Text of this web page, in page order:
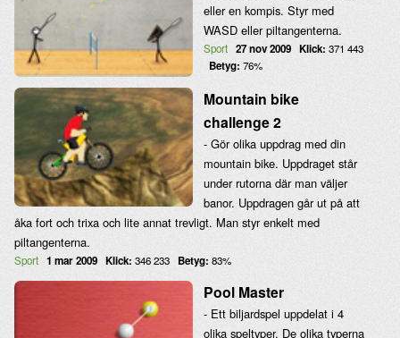
eller en kompis. Styr med
WASD eller piltangenterna.
Sport 27 nov 2009 Klick: 371 443
Betyg: 76%
Mountain bike
challenge 2
- Gör olika uppdrag med din
mountain bike. Uppdraget står
under rutorna där man väljer
banor. Uppdragen går ut på att
åka fort och trixa och lite annat trevligt. Man styr enkelt med
piltangenterna.
Sport 1 mar 2009 Klick: 346 233 Betyg: 83%
Pool Master
- Ett biljardspel uppdelat i 4
olika speltyper. De olika typerna